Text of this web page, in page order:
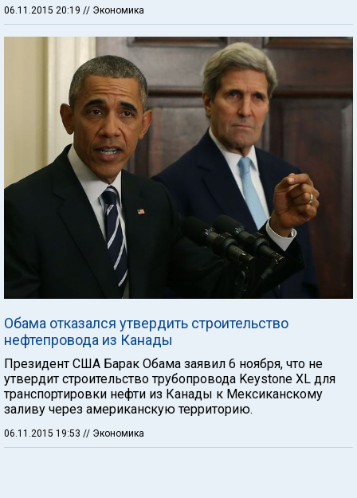
06.11.2015 20:19 // Экономика
Обама отказался утвердить строительство
нефтепровода из Канады
Президент США Барак Обама заявил 6 ноября, что не
утвердит строительство трубопровода Keystone XL для
транспортировки нефти из Канады к Мексиканскому
заливу через американскую территорию.
06.11.2015 19:53 // Экономика